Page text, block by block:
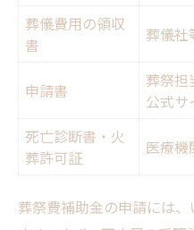
葬儀費用の領収
書
葬儀社
申請書
葬祭担
公式サ
死亡診断書・火
葬許可証
医療機
葬祭費補助金の申請には